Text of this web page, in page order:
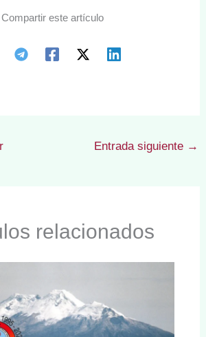
Compartir este artículo
Entrada siguiente →
relacionados